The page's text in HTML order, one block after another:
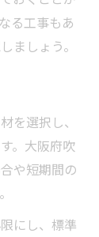
る工事もあ
ましょう。
を選択し、
。大阪府吹
や短期間の
にし、標準